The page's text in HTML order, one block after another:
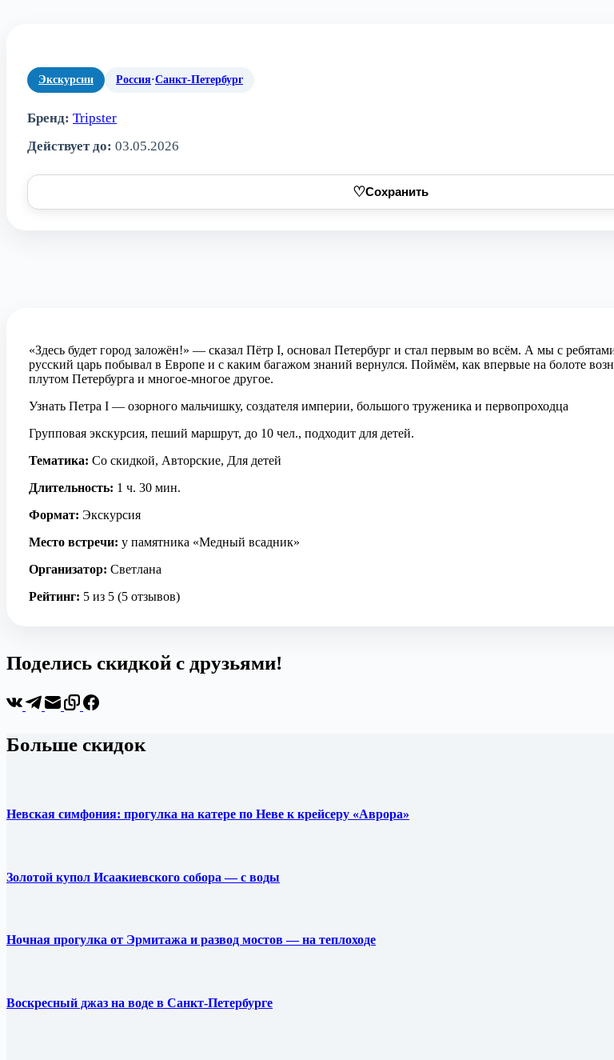
Экскурсии Россия·Санкт-Петербург
Бренд: Tripster
Действует до: 03.05.2026
♡Сохранить
«Здесь будет город заложён!» — сказал Пётр I, основал Петербург и стал первым во всём. А мы с
русский царь побывал в Европе и с каким багажом знаний вернулся. Поймём, как впервые на болоте
плутом Петербурга и многое-многое другое.
Узнать Петра I — озорного мальчишку, создателя империи, большого труженика и первопроходца
Групповая экскурсия, пеший маршрут, до 10 чел., подходит для детей.
Тематика: Со скидкой, Авторские, Для детей
Длительность: 1 ч. 30 мин.
Формат: Экскурсия
Место встречи: у памятника «Медный всадник»
Организатор: Светлана
Рейтинг: 5 из 5 (5 отзывов)
Поделись скидкой с друзьями!
Больше скидок
Невская симфония: прогулка на катере по Неве к крейсеру «Аврора»
Золотой купол Исаакиевского собора — с воды
Ночная прогулка от Эрмитажа и развод мостов — на теплоходе
Воскресный джаз на воде в Санкт-Петербурге